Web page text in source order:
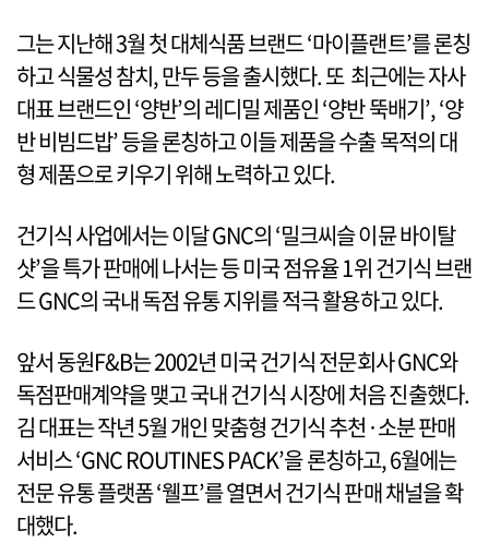
그는 지난해 3월 첫 대체식품 브랜드 ‘마이플랜트’를 론칭
하고 식물성 참치, 만두 등을 출시했다. 또 최근에는 자사
대표 브랜드인 ‘양반’의 레디밀 제품인 ‘양반 뚝배기’, ‘양
반 비빔드밥’ 등을 론칭하고 이들 제품을 수출 목적의 대
형 제품으로 키우기 위해 노력하고 있다.
건기식 사업에서는 이달 GNC의 ‘밀크씨슬 이뮨 바이탈
샷’을 특가 판매에 나서는 등 미국 점유율 1위 건기식 브랜
드 GNC의 국내 독점 유통 지위를 적극 활용하고 있다.
앞서 동원F&B는 2002년 미국 건기식 전문회사 GNC와
독점판매계약을 맺고 국내 건기식 시장에 처음 진출했다.
김 대표는 작년 5월 개인 맞춤형 건기식 추천·소분 판매
서비스 ‘GNC ROUTINES PACK’을 론칭하고, 6월에는
전문 유통 플랫폼 ‘웰프’를 열면서 건기식 판매 채널을 확
대했다.